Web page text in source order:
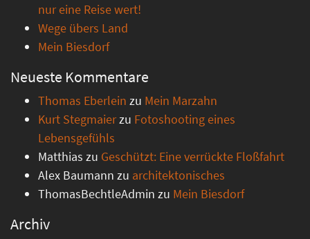
nur eine Reise wert!
Wege übers Land
Mein Biesdorf
Neueste Kommentare
Thomas Eberlein zu Mein Marzahn
Kurt Stegmaierzu Fotoshooting eines
Lebensgefühls
Matthias zu Geschützt: Eine verrückte Floßfahrt
Alex Baumann zu architektonisches
ThomasBechtleAdmin zu Mein Biesdorf
Archiv